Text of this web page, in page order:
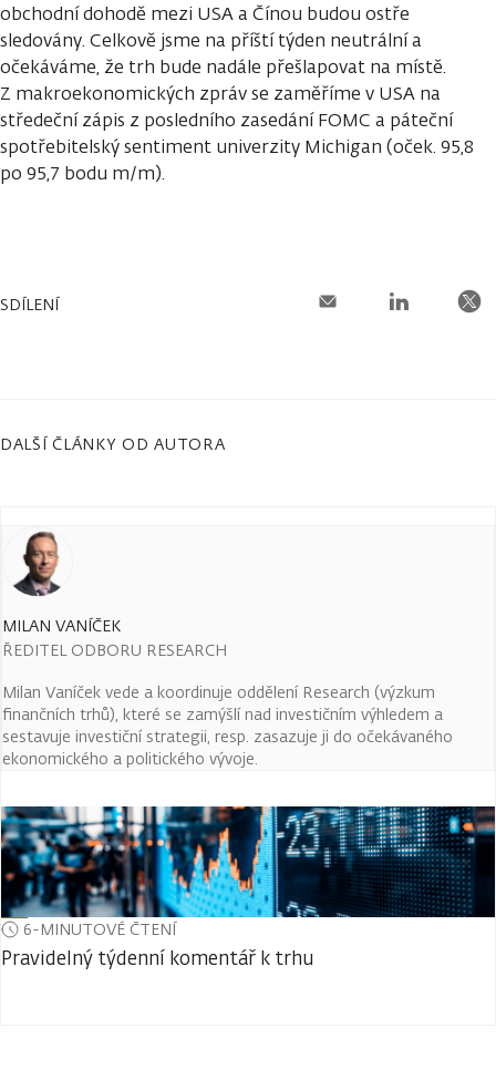
obchodní dohodě mezi USA a Čínou budou ostře
sledovány. Celkově jsme na příští týden neutrální a
očekáváme, že trh bude nadále přešlapovat na místě.
Z makroekonomických zpráv se zaměříme v USA na
středeční zápis z posledního zasedání FOMC a páteční
spotřebitelský sentiment univerzity Michigan (oček. 95,8
po 95,7 bodu m/m).
SDÍLENÍ
DALŠÍ ČLÁNKY OD AUTORA
MILAN VANÍČEK
ŘEDITEL ODBORU RESEARCH
Milan Vaníček vede a koordinuje oddělení Research (výzkum
finančních trhů), které se zamýšlí nad investičním výhledem a
sestavuje investiční strategii, resp. zasazuje ji do očekávaného
ekonomického a politického vývoje.
6-MINUTOVÉ ČTENÍ
Pravidelný týdenní komentář k trhu